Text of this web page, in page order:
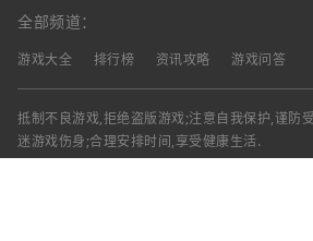
全部频道：
游戏大全 排行榜 资讯攻略 游戏问答
抵制不良游戏,拒绝盗版游戏;注意自我保护,谨防
迷游戏伤身;合理安排时间,享受健康生活.